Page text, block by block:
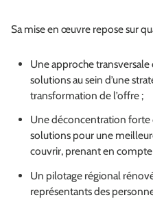
Sa mise en œuvre repose sur
Une approche
solutions au sein d’une
transformation de l’offre ;
Une déconcentration forte
solutions pour une
couvrir, prenant en
Un pilotage régional
représentants des